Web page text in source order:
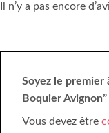
Il n’y a pas encore
Soyez le premier
Boquier Avignon”
Vous devez être